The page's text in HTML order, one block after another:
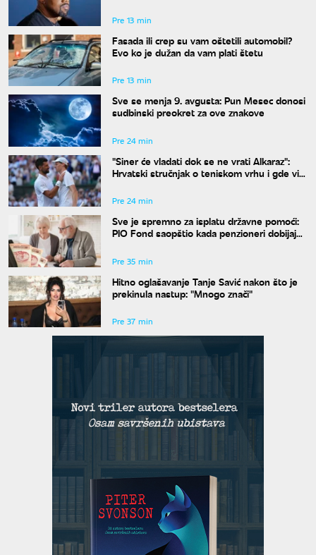
Pre 13 min
Fasada ili crep su vam oštetili automobil?
Evo ko je dužan da vam plati štetu
Pre 13 min
Sve se menja 9. avgusta: Pun Mesec donosi
sudbinski preokret za ove znakove
Pre 24 min
"Siner će vladati dok se ne vrati Alkaraz":
Hrvatski stručnjak o teniskom vrhu i gde vidi
Pre 24 min
Sve je spremno za isplatu državne pomoći:
PIO Fond saopštio kada penzioneri dobijaju
Pre 35 min
Hitno oglašavanje Tanje Savić nakon što je
prekinula nastup: "Mnogo znači"
Pre 37 min